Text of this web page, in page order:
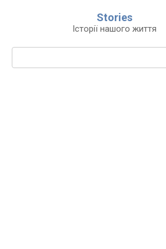
Stories
Історії нашого життя
Пошук: